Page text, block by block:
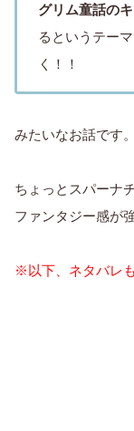
グリム童話の
るというテー
く！！
みたいなお話です。
ちょっとスパーナ
ファンタジー感が
※以下、ネタバレ